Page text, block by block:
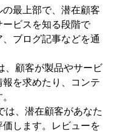
の最上部で、潜在顧客
ビスを知る段階で
ブログ記事などを通
、顧客が製品やサービ
を求めたり、コンテ
は、潜在顧客があなた
します。レビューを